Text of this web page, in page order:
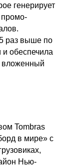
генерирует
раз выше по
обеспечила
вложенный
Tombras
в мире» с
Нью-